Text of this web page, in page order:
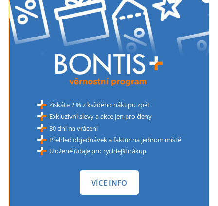
Získáte 2 % z každého nákupu zpět
Exkluzivní slevy a akce jen pro členy
30 dní na vrácení
Přehled objednávek a faktur na jednom místě
Uložené údaje pro rychlejší nákup
VÍCE INFO